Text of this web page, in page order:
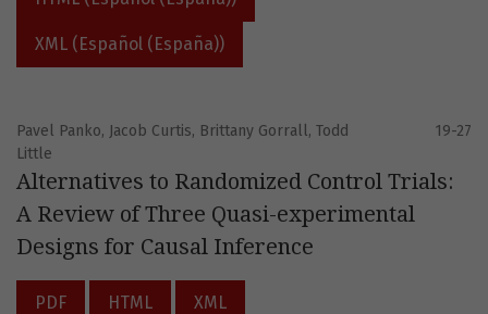
XML (Español (España))
Pavel Panko, Jacob Curtis, Brittany Gorrall, Todd
Little
19-27
Alternatives to Randomized Control Trials:
A Review of Three Quasi-experimental
Designs for Causal Inference
PDF HTML XML